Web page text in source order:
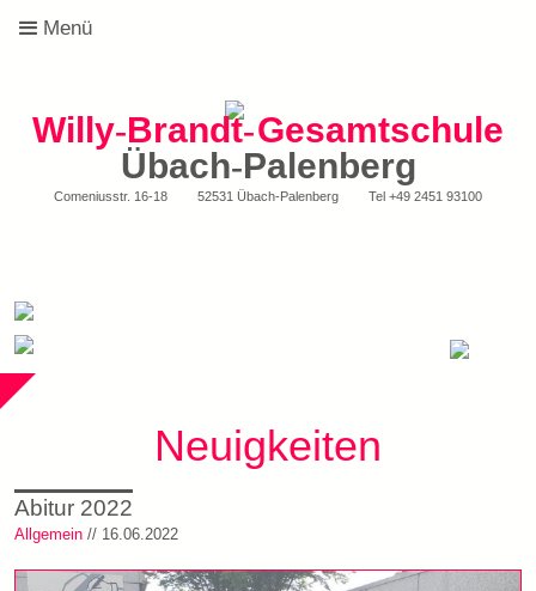
Menü
Willy-Brandt-Gesamtschule
Übach-Palenberg
Comeniusstr. 16-18 52531 Übach-Palenberg Tel +49 2451 93100
Neuigkeiten
Abitur 2022
Allgemein // 16.06.2022